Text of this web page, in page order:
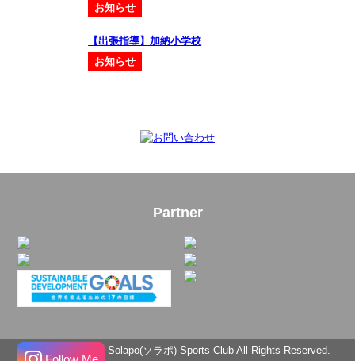
お知らせ
【出張指導】加納小学校
お知らせ
Partner
Copyright © 2026 Solapo(ソラポ) Sports Club All Rights Reserved.